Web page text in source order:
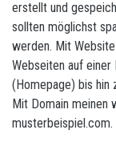
erstellt und
sollten möglichst
werden. Mit
Webseiten auf einer
(Homepage) bis hin
Mit Domain meinen
musterbeispiel.com.